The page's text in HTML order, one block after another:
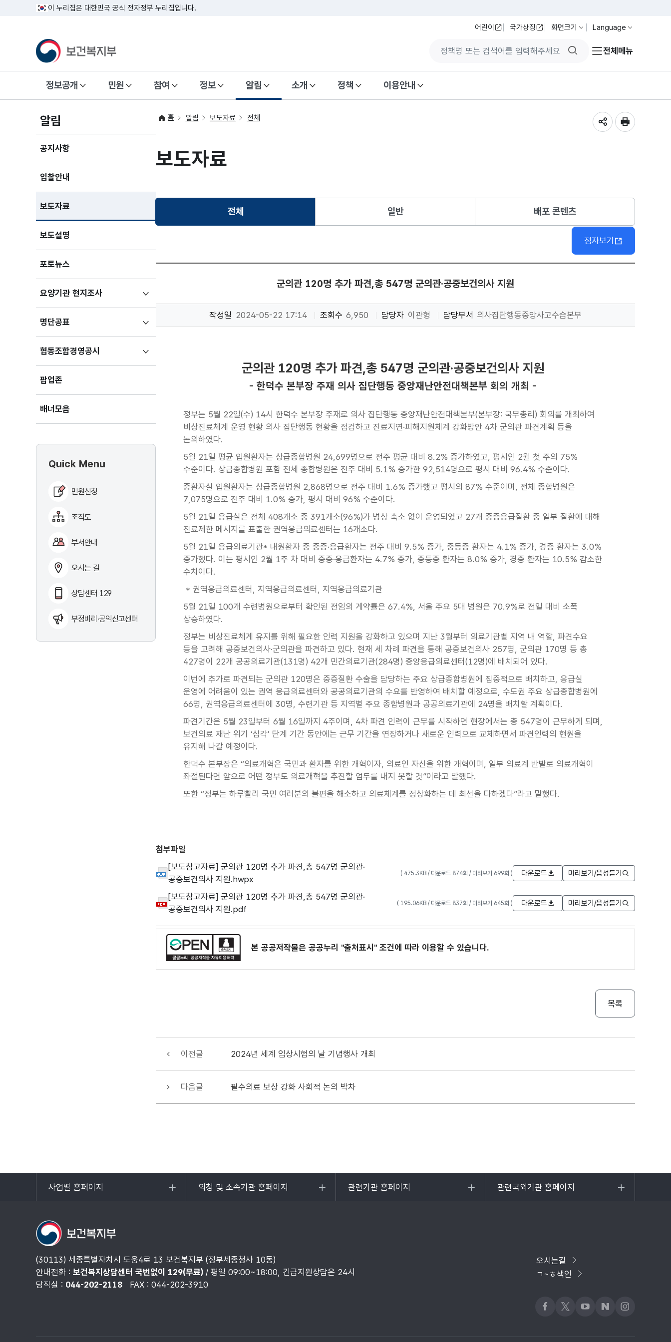
이 누리집은 대한민국 공식 전자정부 누리집입니다.
어린이 국가상징 화면크기 Language
검색버튼전체메뉴
정보공개 민원 참여 정보 알림 소개 정책 이용안내
알림
공지사항
입찰안내
보도자료
보도설명
포토뉴스
요양기관 현지조사하위메뉴
펼치기
명단공표
펼치기
협동조합경영공시
펼치기
팝업존
배너모음
Quick Menu
민원신청
조직도
부서안내
오시는 길
상담센터 129
부정비리·공익신고센터
홈 알림 보도자료 전체
보도자료
전체선택됨 일반 배포 콘텐츠
점자보기
군의관 120명 추가 파견,총 547명 군의관·공중보건의사 지원
작성일 2024-05-22 17:14 조회수 6,950 담당자 이관형 담당부서 의사집단행동중앙사고수습본부
군의관 120명 추가 파견,총 547명 군의관·공중보건의사 지원
- 한덕수 본부장 주재 의사 집단행동 중앙재난안전대책본부 회의 개최 -
정부는 5월 22일(수) 14시 한덕수 본부장 주재로 의사 집단행동 중앙재난안전대책본부(본부장: 국무총리) 회의를 개최하여
비상진료체계 운영 현황 의사 집단행동 현황을 점검하고 진료지연·피해지원체계 강화방안 4차 군의관 파견계획 등을
논의하였다.
5월 21일 평균 입원환자는 상급종합병원 24,699명으로 전주 평균 대비 8.2% 증가하였고, 평시인 2월 첫 주의 75%
수준이다. 상급종합병원 포함 전체 종합병원은 전주 대비 5.1% 증가한 92,514명으로 평시 대비 96.4% 수준이다.
중환자실 입원환자는 상급종합병원 2,868명으로 전주 대비 1.6% 증가했고 평시의 87% 수준이며, 전체 종합병원은
7,075명으로 전주 대비 1.0% 증가, 평시 대비 96% 수준이다.
5월 21일 응급실은 전체 408개소 중 391개소(96%)가 병상 축소 없이 운영되었고 27개 중증응급질환 중 일부 질환에 대해
진료제한 메시지를 표출한 권역응급의료센터는 16개소다.
5월 21일 응급의료기관* 내원환자 중 중증·응급환자는 전주 대비 9.5% 증가, 중등증 환자는 4.1% 증가, 경증 환자는 3.0%
증가했다. 이는 평시인 2월 1주 차 대비 중증·응급환자는 4.7% 증가, 중등증 환자는 8.0% 증가, 경증 환자는 10.5% 감소한
수치이다.
* 권역응급의료센터, 지역응급의료센터, 지역응급의료기관
5월 21일 100개 수련병원으로부터 확인된 전임의 계약률은 67.4%, 서울 주요 5대 병원은 70.9%로 전일 대비 소폭
상승하였다.
정부는 비상진료체계 유지를 위해 필요한 인력 지원을 강화하고 있으며 지난 3월부터 의료기관별 지역 내 역할, 파견수요
등을 고려해 공중보건의사·군의관을 파견하고 있다. 현재 세 차례 파견을 통해 공중보건의사 257명, 군의관 170명 등 총
427명이 22개 공공의료기관(131명) 42개 민간의료기관(284명) 중앙응급의료센터(12명)에 배치되어 있다.
이번에 추가로 파견되는 군의관 120명은 중증질환 수술을 담당하는 주요 상급종합병원에 집중적으로 배치하고, 응급실
운영에 어려움이 있는 권역 응급의료센터와 공공의료기관의 수요를 반영하여 배치할 예정으로, 수도권 주요 상급종합병원에
66명, 권역응급의료센터에 30명, 수련기관 등 지역별 주요 종합병원과 공공의료기관에 24명을 배치할 계획이다.
파견기간은 5월 23일부터 6월 16일까지 4주이며, 4차 파견 인력이 근무를 시작하면 현장에서는 총 547명이 근무하게 되며,
보건의료 재난 위기 ‘심각’ 단계 기간 동안에는 근무 기간을 연장하거나 새로운 인력으로 교체하면서 파견인력의 현원을
유지해 나갈 예정이다.
한덕수 본부장은 “의료개혁은 국민과 환자를 위한 개혁이자, 의료인 자신을 위한 개혁이며, 일부 의료계 반발로 의료개혁이
좌절된다면 앞으로 어떤 정부도 의료개혁을 추진할 엄두를 내지 못할 것”이라고 말했다.
또한 “정부는 하루빨리 국민 여러분의 불편을 해소하고 의료체계를 정상화하는 데 최선을 다하겠다”라고 말했다.
첨부파일
[보도참고자료] 군의관 120명 추가 파견,총 547명 군의관·
공중보건의사 지원.hwpx
( 475.3KB / 다운로드 874회 / 미리보기 699회 ) 다운로드 미리보기/음성듣기
[보도참고자료] 군의관 120명 추가 파견,총 547명 군의관·
공중보건의사 지원.pdf
( 195.06KB / 다운로드 837회 / 미리보기 645회 ) 다운로드 미리보기/음성듣기
본 공공저작물은 공공누리 "출처표시" 조건에 따라 이용할 수 있습니다.
목록
이전글 2024년 세계 임상시험의 날 기념행사 개최
다음글 필수의료 보상 강화 사회적 논의 박차
사업별 홈페이지
목록
외청 및 소속기관 홈페이지
목록
관련기관 홈페이지
목록
관련국외기관 홈페이지
목록
(30113) 세종특별자치시 도움4로 13 보건복지부 (정부세종청사 10동)
안내전화 : 보건복지상담센터 국번없이 129(무료) / 평일 09:00~18:00, 긴급지원상담은 24시
당직실 : 044-202-2118 FAX : 044-202-3910
오시는길
ㄱ~ㅎ색인
페이스북
x 유튜브네이버블로그
인스타그램